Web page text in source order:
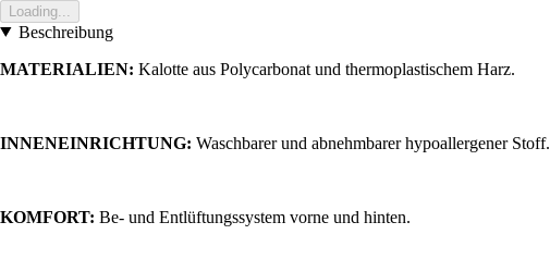
Loading...
Beschreibung
MATERIALIEN: Kalotte aus Polycarbonat und thermoplastischem Harz.
INNENEINRICHTUNG: Waschbarer und abnehmbarer hypoallergener Stoff.
KOMFORT: Be- und Entlüftungssystem vorne und hinten.